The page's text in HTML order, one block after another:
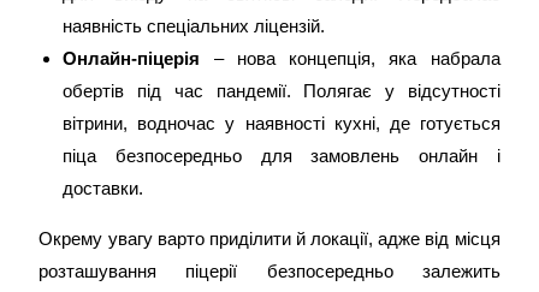
наявність спеціальних ліцензій.
Онлайн-піцерія – нова концепція, яка набрала
обертів під час пандемії. Полягає у відсутності
вітрини, водночас у наявності кухні, де готується
піца безпосередньо для замовлень онлайн і
доставки.
Окрему увагу варто приділити й локації, адже від місця
розташування піцерії безпосередньо залежить